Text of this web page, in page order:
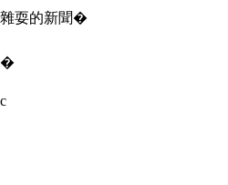
耍的新聞�
�